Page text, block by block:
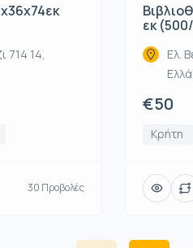
714 14,
30 Προβολές
εκ
Ελ.
€50
Κρήτη